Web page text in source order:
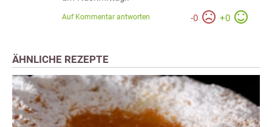
-0 +0
Auf Kommentar antworten
ÄHNLICHE REZEPTE